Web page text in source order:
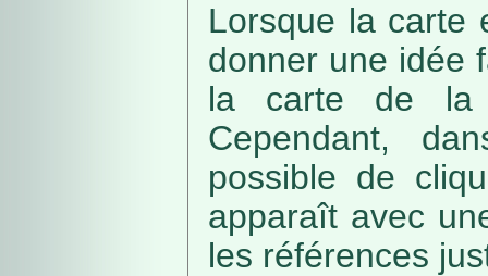
Lorsque la carte
donner une idée
la carte de la
Cependant,
possible de
apparaît avec
les références